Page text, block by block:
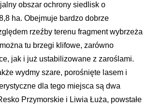
obszar ochrony siedlisk o
ha. Obejmuje bardzo dobrze
rzeźby terenu fragment wybrzeża
tu brzegi klifowe, zarówno
jak i już ustabilizowane z zaroślami.
wydmy szare, porośnięte lasem i
dla tego miejsca są dwa
Przymorskie i Liwia Łuża, powstałe